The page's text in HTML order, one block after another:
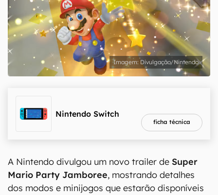
Divulgação/Nintendo
Nintendo Switch
ficha técnica
A Nintendo divulgou um novo trailer de Super
Mario Party Jamboree, mostrando detalhes
dos modos e minijogos que estarão disponíveis